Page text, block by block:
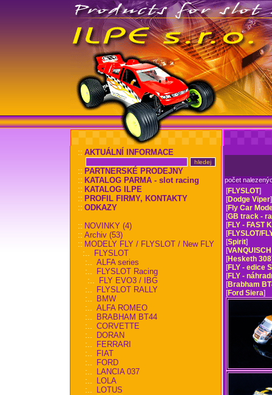
:: AKTUÁLNÍ INFORMACE
:: PARTNERSKÉ PRODEJNY
:: KATALOG PARMA - slot racing
:: KATALOG ILPE
:: PROFIL FIRMY, KONTAKTY
:: ODKAZY
:: NOVINKY (4)
:: Archiv (53)
:: MODELY FLY / FLYSLOT / New FLY
:..
FLYSLOT
:.. ALFA series
:..
FLYSLOT Racing
:..
FLY EVO3 / IBG
:..
FLYSLOT RALLY
:..
BMW
:.. ALFA ROMEO
:..
BRABHAM BT44
:.. CORVETTE
:..
DORAN
:..
FERRARI
:..
FIAT
:..
FORD
:..
LANCIA 037
:..
LOLA
:..
LOTUS
počet
[FLYSLOT]
[Dodge Viper]
[Fly Car
[GB track -
[FLY - FAST
[FLYSLOT/
[Spirit]
[
[Hesketh 308
[FLY - edice
[FLY -
[Brabham
[Ford Siera]